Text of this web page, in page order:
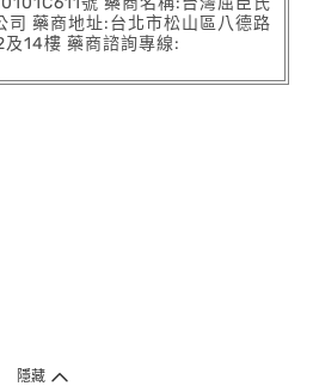
司 藥商地址:台北市松山區八德路
及14樓 藥商諮詢專線:
隱藏